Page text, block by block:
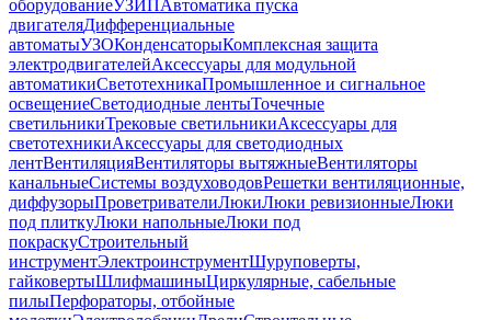
оборудованиеУЗИПАвтоматика пуска
двигателяДифференциальные
автоматыУЗОКонденсаторыКомплексная защита
электродвигателейАксессуары для модульной
автоматикиСветотехникаПромышленное и сигнальное
освещениеСветодиодные лентыТочечные
светильникиТрековые светильникиАксессуары для
светотехникиАксессуары для светодиодных
лентВентиляцияВентиляторы вытяжныеВентиляторы
канальныеСистемы воздуховодовРешетки вентиляционные,
диффузорыПроветривателиЛюкиЛюки ревизионныеЛюки
под плиткуЛюки напольныеЛюки под
покраскуСтроительный
инструментЭлектроинструментШуруповерты,
гайковертыШлифмашиныЦиркулярные, сабельные
пилыПерфораторы, отбойные